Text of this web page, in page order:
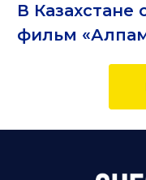
В Казахстане
фильм